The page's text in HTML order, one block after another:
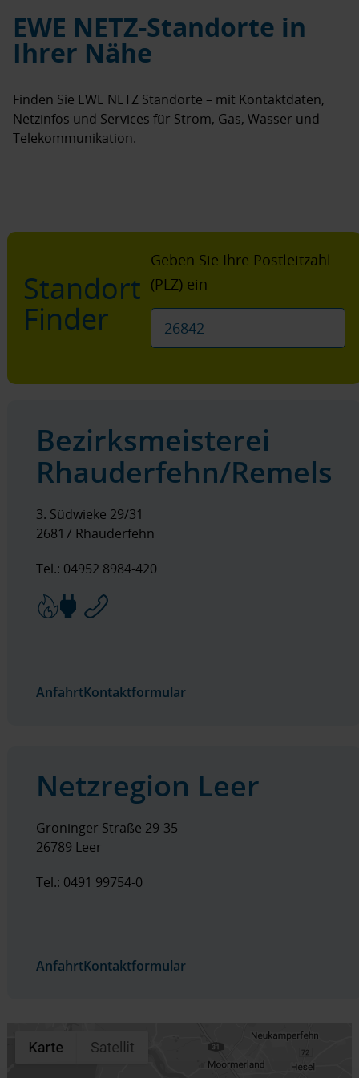
EWE NETZ-Standorte in
Ihrer Nähe
Finden Sie EWE NETZ Standorte – mit Kontaktdaten,
Netzinfos und Services für Strom, Gas, Wasser und
Telekommunikation.
Standort
Finder
Geben Sie Ihre Postleitzahl
(PLZ) ein
Bezirksmeisterei
Rhauderfehn/Remels
3. Südwieke 29/31
26817 Rhauderfehn
Tel.: 04952 8984-420
AnfahrtKontaktformular
Netzregion Leer
Groninger Straße 29-35
26789 Leer
Tel.: 0491 99754-0
AnfahrtKontaktformular